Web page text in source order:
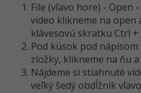
File (vľavo hore) - Open
video klikneme na open
klávesovú skratku Ctrl +
Pod kúsok pod
zložky, klikneme na ňu
Nájdeme si stiahnuté
veľký šedý obdĺžnik